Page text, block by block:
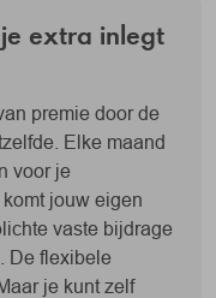
extra inlegt
premie door de
Elke maand
voor je
jouw eigen
vaste bijdrage
De flexibele
je kunt zelf